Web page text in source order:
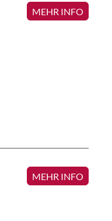
MEHR INFO
MEHR INFO